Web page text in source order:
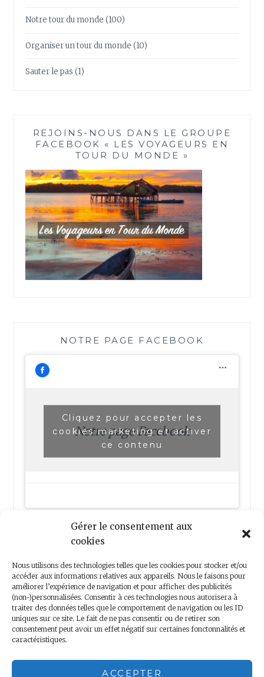
Gérer le consentement aux
cookies
Nous utilisons des technologies telles que les cookies pour stocker et/ou
accéder aux informations relatives aux appareils. Nous le faisons pour
améliorer l’expérience de navigation et pour afficher des publicités
(non-)personnalisées. Consentir à ces technologies nous autorisera à
traiter des données telles que le comportement de navigation ou les ID
uniques sur ce site. Le fait de ne pas consentir ou de retirer son
consentement peut avoir un effet négatif sur certaines fonctonnalités et
caractéristiques.
ACCEPTER
Notre tour du monde (100)
Organiser un tour du monde (10)
Sauter le pas (1)
REJOINS-NOUS DANS LE GROUPE
FACEBOOK « LES VOYAGEURS EN
TOUR DU MONDE »
NOTRE PAGE FACEBOOK
Notre page Facebook
Cliquez pour accepter les
cookies marketing et activer
ce contenu
Nous contacter